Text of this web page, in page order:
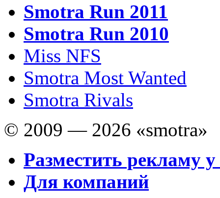
Smotra Run 2011
Smotra Run 2010
Miss NFS
Smotra Most Wanted
Smotra Rivals
© 2009 — 2026 «smotra»
Разместить рекламу у
Для компаний